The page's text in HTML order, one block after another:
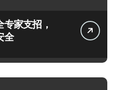
家支招，
全